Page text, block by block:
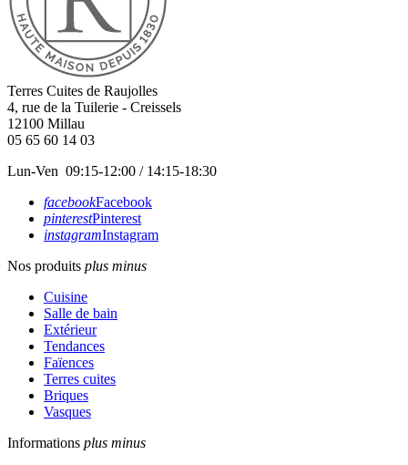
Terres Cuites de Raujolles
4, rue de la Tuilerie - Creissels
12100 Millau
05 65 60 14 03
Lun-Ven 09:15-12:00 / 14:15-18:30
facebookFacebook
pinterestPinterest
instagramInstagram
Nos produits plus minus
Cuisine
Salle de bain
Extérieur
Tendances
Faïences
Terres cuites
Briques
Vasques
Informations plus minus